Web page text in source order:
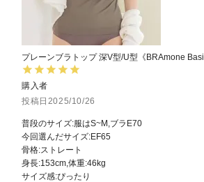
プレーンブラトップ 深V型/U型《BRAmone
購入者
投稿日 2025/10/26
普段のサイズ:服はS~M,ブラE70
今回選んだサイズ:EF65
骨格:ストレート
身長:153cm,体重:46kg
サイズ感:ぴったり